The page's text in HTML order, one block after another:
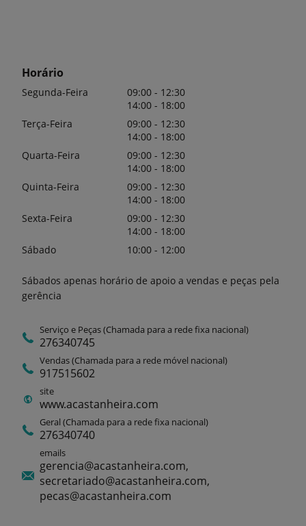
Horário
Segunda-Feira
09:00 - 12:30
14:00 - 18:00
Terça-Feira
09:00 - 12:30
14:00 - 18:00
Quarta-Feira
09:00 - 12:30
14:00 - 18:00
Quinta-Feira
09:00 - 12:30
14:00 - 18:00
Sexta-Feira
09:00 - 12:30
14:00 - 18:00
Sábado
10:00 - 12:00
Sábados apenas horário de apoio a vendas e peças pela
gerência
Serviço e Peças (Chamada para a rede fixa nacional)
276340745
Vendas (Chamada para a rede móvel nacional)
917515602
site
www.acastanheira.com
Geral (Chamada para a rede fixa nacional)
276340740
emails
gerencia@acastanheira.com,
secretariado@acastanheira.com,
pecas@acastanheira.com